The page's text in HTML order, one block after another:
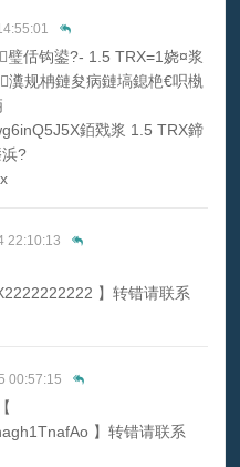
璧佸钩鍙?- 1.5 TRX=1娆¤浆
瀵规柟鏈夋病鏈塙鎴栬€呮槸
銆戣浆 1.5 TRX鍗
?
22:10:13
】转错请联系
00:57:15
】转错请联系